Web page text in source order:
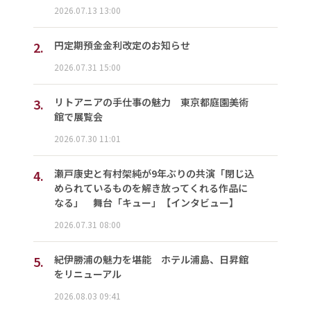
2026.07.13 13:00
2. 円定期預金金利改定のお知らせ
2026.07.31 15:00
3.
リトアニアの手仕事の魅力 東京都庭園美術
館で展覧会
2026.07.30 11:01
4.
瀬戸康史と有村架純が9年ぶりの共演「閉じ込
められているものを解き放ってくれる作品に
なる」 舞台「キュー」【インタビュー】
2026.07.31 08:00
5.
紀伊勝浦の魅力を堪能 ホテル浦島、日昇館
をリニューアル
2026.08.03 09:41